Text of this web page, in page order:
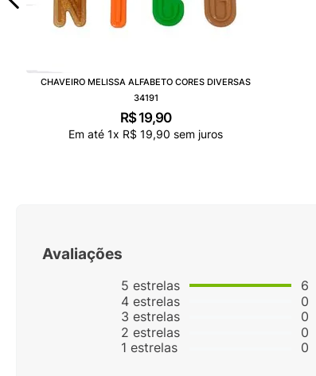
CHAVEIRO MELISSA ALFABETO CORES DIVERSAS
34191
R$ 19,90
Em até 1x R$ 19,90 sem juros
Avaliações
5 estrelas
4estrelas
3 estrelas
2 estrelas
1 estrelas
6
0
0
0
0